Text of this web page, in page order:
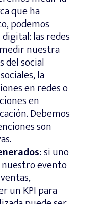
que ha
podemos
las redes
nuestra
del social
la
en redes o
en
Debemos
son
si uno
evento
un KPI para